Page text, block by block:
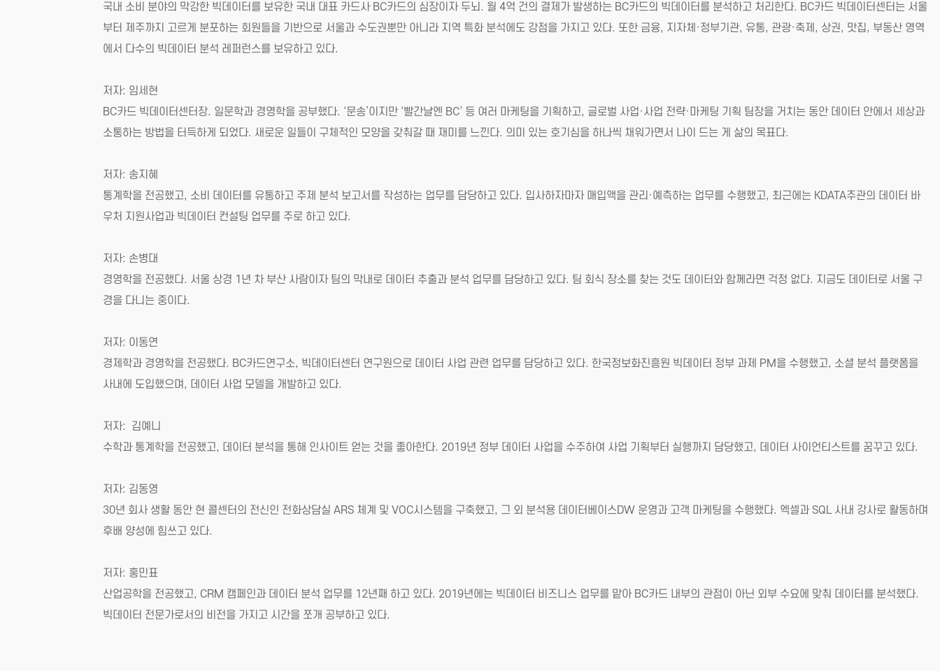
국내 소비 분야의 막강한 빅데이터를 보유한 국내 대표 카드사 BC카드의 심장이자 두뇌. 월 4억 건의 결제가 발생하는 BC카드의 빅데이터를 분석하고 처리한다. BC카드 빅데이터센터는 서울
부터 제주까지 고르게 분포하는 회원들을 기반으로 서울과 수도권뿐만 아니라 지역 특화 분석에도 강점을 가지고 있다. 또한 금융, 지자체·정부기관, 유통, 관광·축제, 상권, 맛집, 부동산 영역
에서 다수의 빅데이터 분석 레퍼런스를 보유하고 있다.
저자: 임세현
BC카드 빅데이터센터장. 일문학과 경영학을 공부했다. ‘문송’이지만 ‘빨간날엔 BC’ 등 여러 마케팅을 기획하고, 글로벌 사업·사업 전략·마케팅 기획 팀장을 거치는 동안 데이터 안에서 세상과
소통하는 방법을 터득하게 되었다. 새로운 일들이 구체적인 모양을 갖춰갈 때 재미를 느낀다. 의미 있는 호기심을 하나씩 채워가면서 나이 드는 게 삶의 목표다.
저자: 송지혜
통계학을 전공했고, 소비 데이터를 유통하고 주제 분석 보고서를 작성하는 업무를 담당하고 있다. 입사하자마자 매입액을 관리·예측하는 업무를 수행했고, 최근에는 KDATA주관의 데이터 바
우처 지원사업과 빅데이터 컨설팅 업무를 주로 하고 있다.
저자: 손병대
경영학을 전공했다. 서울 상경 1년 차 부산 사람이자 팀의 막내로 데이터 추출과 분석 업무를 담당하고 있다. 팀 회식 장소를 찾는 것도 데이터와 함께라면 걱정 없다. 지금도 데이터로 서울 구
경을 다니는 중이다.
저자: 이동연
경제학과 경영학을 전공했다. BC카드연구소, 빅데이터센터 연구원으로 데이터 사업 관련 업무를 담당하고 있다. 한국정보화진흥원 빅데이터 정부 과제 PM을 수행했고, 소셜 분석 플랫폼을
사내에 도입했으며, 데이터 사업 모델을 개발하고 있다.
저자: 김예니
수학과 통계학을 전공했고, 데이터 분석을 통해 인사이트 얻는 것을 좋아한다. 2019년 정부 데이터 사업을 수주하여 사업 기획부터 실행까지 담당했고, 데이터 사이언티스트를 꿈꾸고 있다.
저자: 김동영
30년 회사 생활 동안 현 콜센터의 전신인 전화상담실 ARS 체계 및 VOC시스템을 구축했고, 그 외 분석용 데이터베이스DW 운영과 고객 마케팅을 수행했다. 엑셀과 SQL 사내 강사로 활동하며
후배 양성에 힘쓰고 있다.
저자: 홍민표
산업공학을 전공했고, CRM 캠페인과 데이터 분석 업무를 12년째 하고 있다. 2019년에는 빅데이터 비즈니스 업무를 맡아 BC카드 내부의 관점이 아닌 외부 수요에 맞춰 데이터를 분석했다.
빅데이터 전문가로서의 비전을 가지고 시간을 쪼개 공부하고 있다.